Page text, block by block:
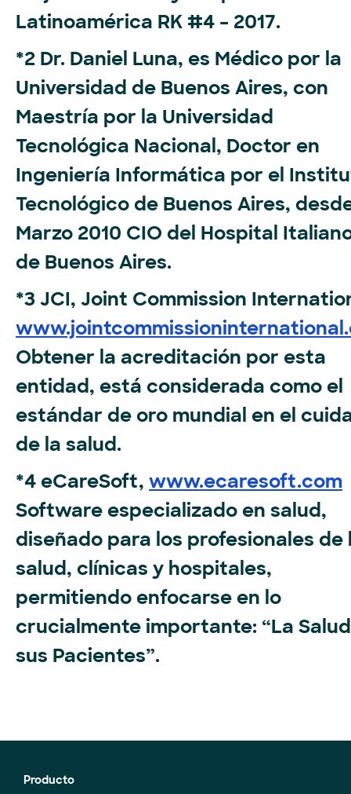
Latinoamérica RK #4 – 2017.
*2 Dr. Daniel Luna, es Médico por la
Universidad de Buenos Aires, con
Maestría por la Universidad
Tecnológica Nacional, Doctor en
Ingeniería Informática por el
Tecnológico de Buenos Aires,
Marzo 2010 CIO del Hospital
de Buenos Aires.
*3 JCI, Joint Commission
Obtener la acreditación por esta
entidad, está considerada como el
estándar de oro mundial en el
de la salud.
*4 eCareSoft, www.ecaresoft.com
Software especializado en salud,
diseñado para los profesionales de
salud, clínicas y hospitales,
permitiendo enfocarse en lo
crucialmente importante: “La
sus Pacientes”.
Producto